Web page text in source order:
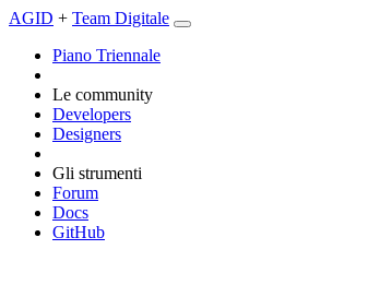
AGID + Team Digitale
Piano Triennale
Le community
Developers
Designers
Gli strumenti
Forum
Docs
GitHub